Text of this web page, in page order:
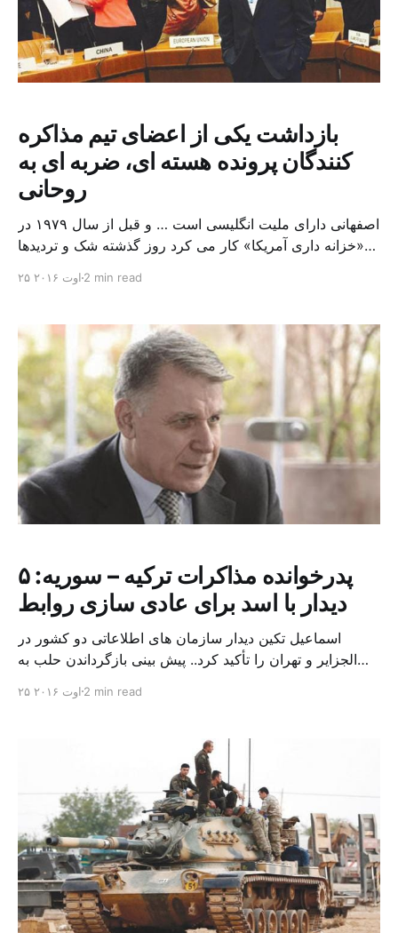
بازداشت یکی از اعضای تیم مذاکره
کنندگان پرونده هسته ای، ضربه ای به
روحانی
اصفهانی دارای ملیت انگلیسی است … و قبل از سال ۱۹۷۹ در
«خزانه داری آمریکا» کار می کرد روز گذشته شک و تردیدها
تیم مذاکره کننده هسته ای ایران به اتهام جاسوسی برای
خارجه ایران برای […]
۲۵ اوت ۲۰۱۶ 2 min read
پدرخوانده مذاکرات ترکیه – سوریه: ۵
دیدار با اسد برای عادی سازی روابط
اسماعیل تکین دیدار سازمان های اطلاعاتی دو کشور در
الجزایر و تهران را تأکید کرد.. پیش بینی بازگرداندن حلب به
سابق و عضو کنونی در حزب وطن ترکیه، به جنجال شایعات
۲۵ اوت ۲۰۱۶ 2 min read